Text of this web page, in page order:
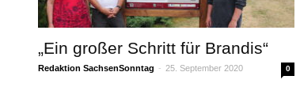
„Ein großer Schritt für Brandis“
Redaktion SachsenSonntag - 25. September 2020 0